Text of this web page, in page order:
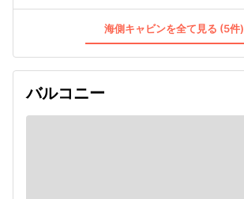
海側キャビンを全て見る (5件)
バルコニー